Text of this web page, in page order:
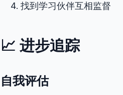
找到学习伙伴互相监督
📈 进步追踪
自我评估